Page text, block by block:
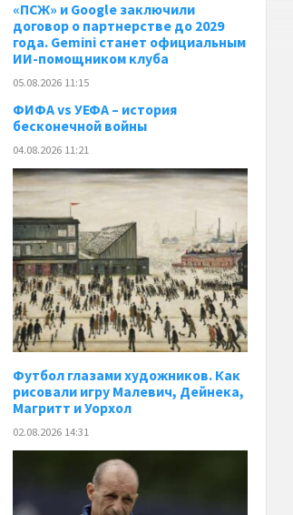
«ПСЖ» и Google заключили
договор о партнерстве до 2029
года. Gemini станет официальным
ИИ-помощником клуба
05.08.2026 11:15
ФИФА vs УЕФА – история
бесконечной войны
04.08.2026 11:21
Футбол глазами художников. Как
рисовали игру Малевич, Дейнека,
Магритт и Уорхол
02.08.2026 14:31